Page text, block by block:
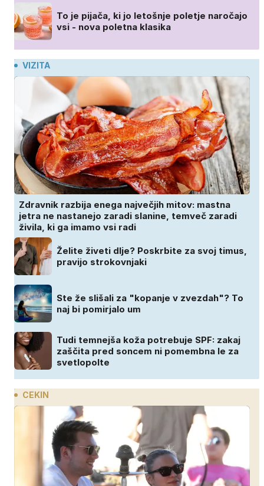
To je pijača, ki jo letošnje poletje naročajo
vsi - nova poletna klasika
VIZITA
Zdravnik razbija enega največjih mitov: mastna
jetra ne nastanejo zaradi slanine, temveč zaradi
živila, ki ga imamo vsi radi
Želite živeti dlje? Poskrbite za svoj timus,
pravijo strokovnjaki
Ste že slišali za "kopanje v zvezdah"? To
naj bi pomirjalo um
Tudi temnejša koža potrebuje SPF: zakaj
zaščita pred soncem ni pomembna le za
svetlopolte
CEKIN